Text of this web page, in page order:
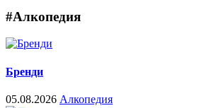
#Алкопедия
Бренди
05.08.2026 Алкопедия